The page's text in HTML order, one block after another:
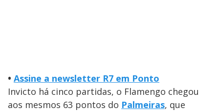
• Assine a newsletter R7 em Ponto
Invicto há cinco partidas, o Flamengo chegou
aos mesmos 63 pontos do Palmeiras, que